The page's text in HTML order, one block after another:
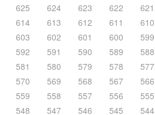
625 624 623 622 621
614 613 612 611 610
603 602 601 600 599
592 591 590 589 588
581 580 579 578 577
570 569 568 567 566
559 558 557 556 555
548 547 546 545 544